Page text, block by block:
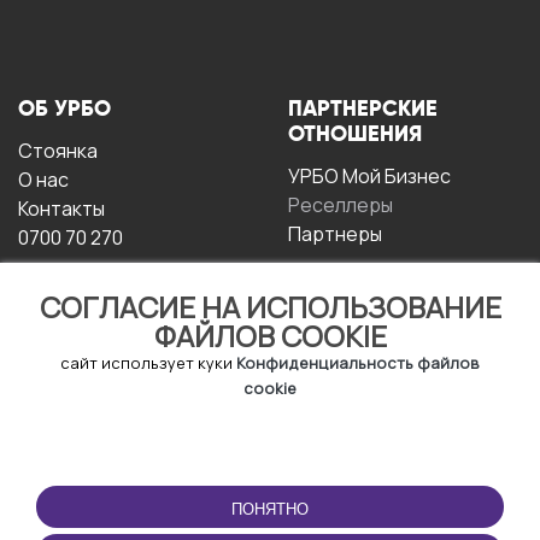
СОГЛАСИЕ НА ИСПОЛЬЗОВАНИЕ
ФАЙЛОВ COOKIE
сайт использует куки Конфиденциальность файлов
cookie
ПОНЯТНО
ОБ УРБО
Стоянка
О нас
Контакты
0700 70 270
ПАРТНЕРСКИЕ
ОТНОШЕНИЯ
УРБО Мой Бизнес
Реселлеры
Партнеры
ЭКСПЛУАТАЦИИ
Условия и положения
ПРИЛОЖЕНИЕ